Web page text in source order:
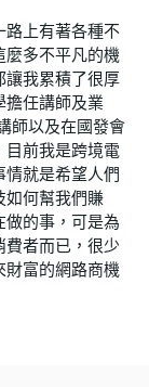
路上有著各種不
麼多不平凡的機
讓我累積了很厚
擔任講師及業
師以及在國發會
目前我是跨境電
情就是希望人們
如何幫我們賺
的事，可是為
者而已，很少
財富的網路商機